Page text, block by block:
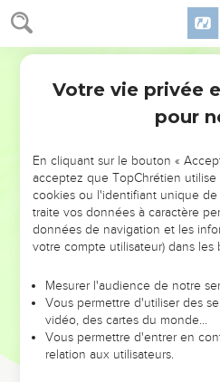
16
Job revient maintenant
Ma corne dans la poussière:
Que la terre n'absorbe pas
crier vengeance.
19 à 21Il y a une contradiction
repoussé par ses amis, c'est
appelle, si l'on peut s'exprimer
Dieu bien informé. Nous voyons
correspondra bientôt l'élan plus
Votre vie privée
pour
En cliquant sur le bouton «
acceptez que TopChrétien utilise
cookies ou l'identifiant unique
traite vos données à caractère
données de navigation et les
votre compte utilisateur) dans les
Mesurer l'audience de notre
Vous permettre d'utiliser des
vidéo, des cartes du monde…
Vous permettre d'entrer en
relation aux utilisateurs.